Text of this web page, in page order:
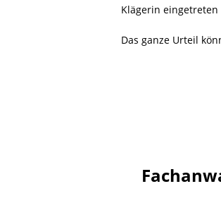
Klägerin
Das ganze Urteil